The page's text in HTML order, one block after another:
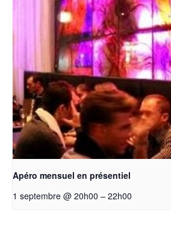
Apéro mensuel en présentiel
1 septembre @ 20h00 – 22h00